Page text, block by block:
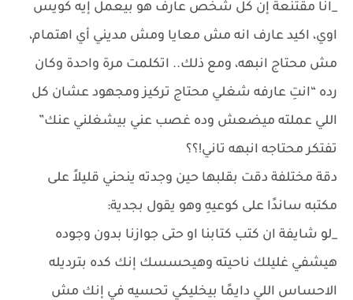
_انا مقتنعة إن كل شخص عارف هو بيعمل إيه كويس
اوي، اكيد عارف انه مش معايا ومش مديني أي اهتمام،
مش محتاج انبهه، ومع ذلك.. اتكلمت مرة واحدة وكان
رده “انتِ عارفه شغلي محتاج تركيز ومجهود عشان كل
اللي عملته ميضعش وده غصب عني بيشغلني عنك”
تفتكر محتاجه انبهه تاني!؟؟
دقة مختلفة دقت بقلبها حين وجدته ينحني قليلاً على
مكتبه ساندًا على كوعيهِ وهو يقول بجدية:
_لو شايفة ان كتب كتابنا او حتى جوازنا بدون وجوده
هيشفي غليلك ناحيته وهيحسسك إنك كده بترديله
الاحساس اللي دايمًا بيخليكي تحسيه في إنك مش